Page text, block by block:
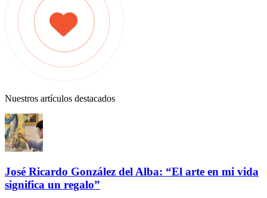
Nuestros artículos destacados
José Ricardo González del Alba: “El arte en mi vida
significa un regalo”